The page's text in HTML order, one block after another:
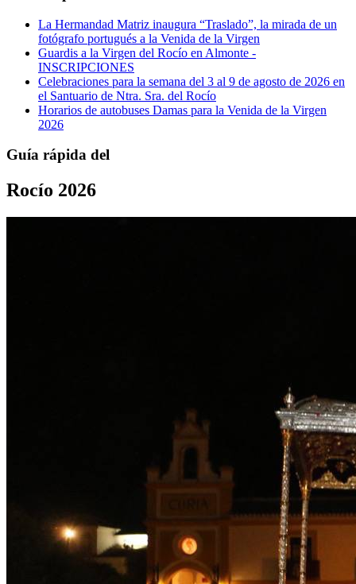
La Hermandad Matriz inaugura “Traslado”, la mirada de un
fotógrafo portugués a la Venida de la Virgen
Guardis a la Virgen del Rocío en Almonte -
INSCRIPCIONES
Celebraciones para la semana del 3 al 9 de agosto de 2026 en
el Santuario de Ntra. Sra. del Rocío
Horarios de autobuses Damas para la Venida de la Virgen
2026
Guía rápida del
Rocío 2026